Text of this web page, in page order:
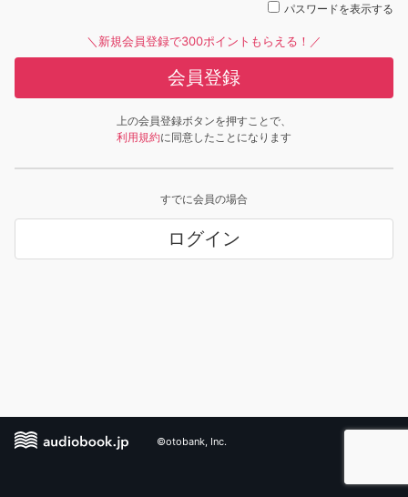
パスワードを表示する
＼新規会員登録で300ポイントもらえる！／
会員登録
上の会員登録ボタンを押すことで、
利用規約に同意したことになります
すでに会員の場合
ログイン
©otobank, Inc.